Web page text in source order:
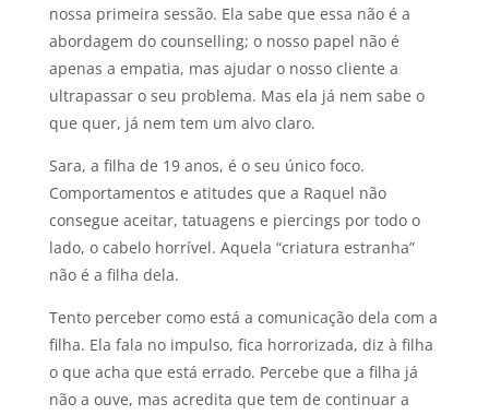
nossa primeira sessão. Ela sabe que essa não é a
abordagem do counselling; o nosso papel não é
apenas a empatia, mas ajudar o nosso cliente a
ultrapassar o seu problema. Mas ela já nem sabe o
que quer, já nem tem um alvo claro.
Sara, a filha de 19 anos, é o seu único foco.
Comportamentos e atitudes que a Raquel não
consegue aceitar, tatuagens e piercings por todo o
lado, o cabelo horrível. Aquela “criatura estranha”
não é a filha dela.
Tento perceber como está a comunicação dela com a
filha. Ela fala no impulso, fica horrorizada, diz à filha
o que acha que está errado. Percebe que a filha já
não a ouve, mas acredita que tem de continuar a